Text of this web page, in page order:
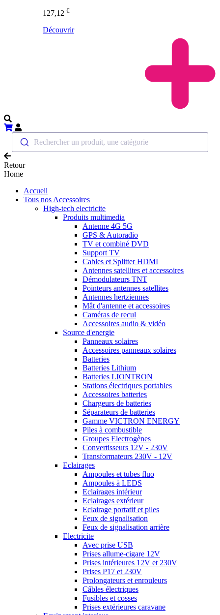
127,12 €
Découvrir
Rechercher un produit, une catégorie
Retour
Home
Accueil
Tous nos Accessoires
High-tech electricite
Produits multimedia
Antenne 4G 5G
GPS & Autoradio
TV et combiné DVD
Support TV
Cables et Splitter HDMI
Antennes satellites et accessoires
Démodulateurs TNT
Pointeurs antennes satellites
Antennes hertziennes
Mât d'antenne et accessoires
Caméras de recul
Accessoires audio & vidéo
Source d'energie
Panneaux solaires
Accessoires panneaux solaires
Batteries
Batteries Lithium
Batteries LIONTRON
Stations électriques portables
Accessoires batteries
Chargeurs de batteries
Séparateurs de batteries
Gamme VICTRON ENERGY
Piles à combustible
Groupes Electrogènes
Convertisseurs 12V - 230V
Transformateurs 230V - 12V
Eclairages
Ampoules et tubes fluo
Ampoules à LEDS
Eclairages intérieur
Eclairages extérieur
Eclairage portatif et piles
Feux de signalisation
Feux de signalisation arrière
Electricite
Avec prise USB
Prises allume-cigare 12V
Prises intérieures 12V et 230V
Prises P17 et 230V
Prolongateurs et enrouleurs
Câbles électriques
Fusibles et cosses
Prises extérieures caravane